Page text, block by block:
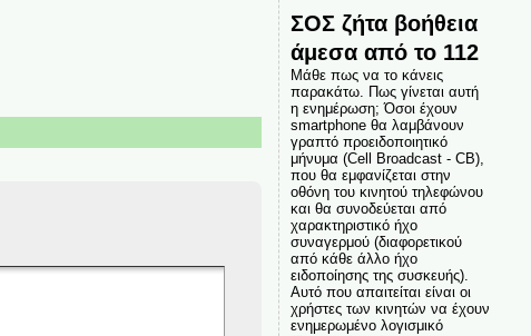
ΣΟΣ ζήτα βοήθεια
άμεσα από το 112
Μάθε πως να το κάνεις
παρακάτω. Πως γίνεται αυτή
η ενημέρωση; Όσοι έχουν
smartphone θα λαμβάνουν
γραπτό προειδοποιητικό
μήνυμα (Cell Broadcast - CB),
που θα εμφανίζεται στην
οθόνη του κινητού τηλεφώνου
και θα συνοδεύεται από
χαρακτηριστικό ήχο
συναγερμού (διαφορετικού
από κάθε άλλο ήχο
ειδοποίησης της συσκευής).
Αυτό που απαιτείται είναι οι
χρήστες των κινητών να έχουν
ενημερωμένο λογισμικό